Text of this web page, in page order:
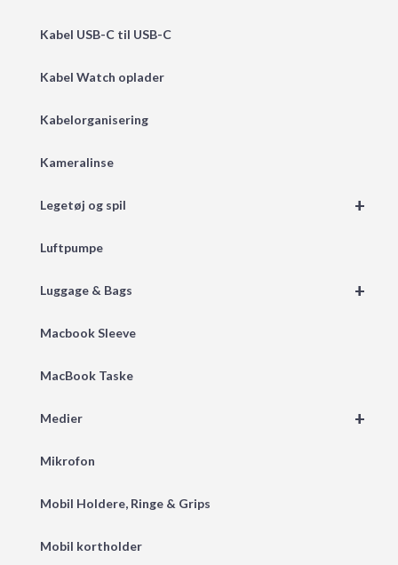
Kabel USB-C til USB-C
Kabel Watch oplader
Kabelorganisering
Kameralinse
+
Legetøj og spil
Luftpumpe
+
Luggage & Bags
Macbook Sleeve
MacBook Taske
+
Medier
Mikrofon
Mobil Holdere, Ringe & Grips
Mobil kortholder